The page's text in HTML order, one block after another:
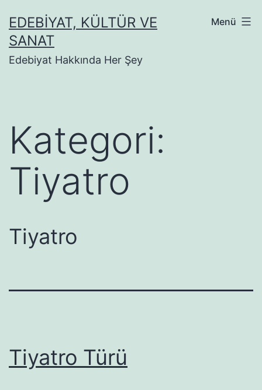
geçEDEBIYAT, KÜLTÜR VE
SANAT
Edebiyat Hakkında Her Şey
Menü
Kategori:
Tiyatro
Tiyatro
Tiyatro Türü